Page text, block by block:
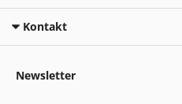
Kontakt
Newsletter